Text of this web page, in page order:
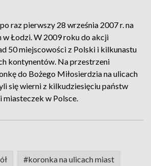
raz pierwszy 28 września 2007 r. na
w Łodzi. W 2009 roku do akcji
50 miejscowości z Polski i kilkunastu
kontynentów. Na przestrzeni
do Bożego Miłosierdzia na ulicach
się wierni z kilkudziesięciu państw
miasteczek w Polsce.
#koronka na ulicach miast